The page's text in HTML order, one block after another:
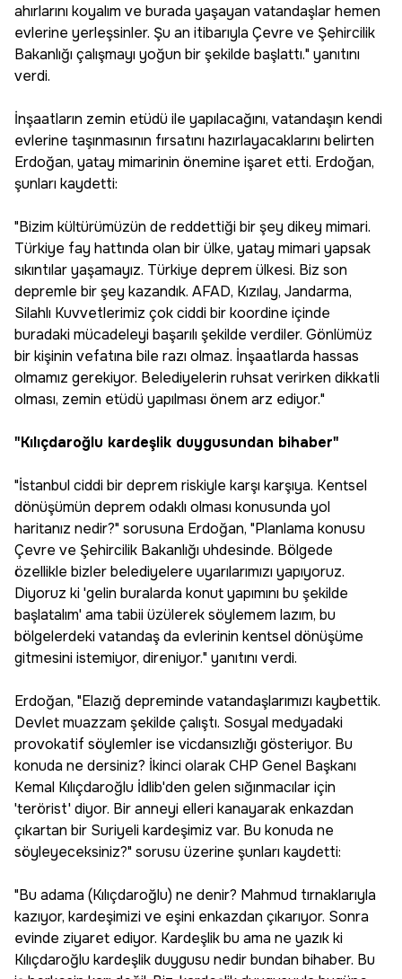
ahırlarını koyalım ve burada yaşayan vatandaşlar hemen
evlerine yerleşsinler. Şu an itibarıyla Çevre ve Şehircilik
Bakanlığı çalışmayı yoğun bir şekilde başlattı." yanıtını
verdi.
İnşaatların zemin etüdü ile yapılacağını, vatandaşın kendi
evlerine taşınmasının fırsatını hazırlayacaklarını belirten
Erdoğan, yatay mimarinin önemine işaret etti. Erdoğan,
şunları kaydetti:
"Bizim kültürümüzün de reddettiği bir şey dikey mimari.
Türkiye fay hattında olan bir ülke, yatay mimari yapsak
sıkıntılar yaşamayız. Türkiye deprem ülkesi. Biz son
depremle bir şey kazandık. AFAD, Kızılay, Jandarma,
Silahlı Kuvvetlerimiz çok ciddi bir koordine içinde
buradaki mücadeleyi başarılı şekilde verdiler. Gönlümüz
bir kişinin vefatına bile razı olmaz. İnşaatlarda hassas
olmamız gerekiyor. Belediyelerin ruhsat verirken dikkatli
olması, zemin etüdü yapılması önem arz ediyor."
"Kılıçdaroğlu kardeşlik duygusundan bihaber"
"İstanbul ciddi bir deprem riskiyle karşı karşıya. Kentsel
dönüşümün deprem odaklı olması konusunda yol
haritanız nedir?" sorusuna Erdoğan, "Planlama konusu
Çevre ve Şehircilik Bakanlığı uhdesinde. Bölgede
özellikle bizler belediyelere uyarılarımızı yapıyoruz.
Diyoruz ki 'gelin buralarda konut yapımını bu şekilde
başlatalım' ama tabii üzülerek söylemem lazım, bu
bölgelerdeki vatandaş da evlerinin kentsel dönüşüme
gitmesini istemiyor, direniyor." yanıtını verdi.
Erdoğan, "Elazığ depreminde vatandaşlarımızı kaybettik.
Devlet muazzam şekilde çalıştı. Sosyal medyadaki
provokatif söylemler ise vicdansızlığı gösteriyor. Bu
konuda ne dersiniz? İkinci olarak CHP Genel Başkanı
Kemal Kılıçdaroğlu İdlib'den gelen sığınmacılar için
'terörist' diyor. Bir anneyi elleri kanayarak enkazdan
çıkartan bir Suriyeli kardeşimiz var. Bu konuda ne
söyleyeceksiniz?" sorusu üzerine şunları kaydetti:
"Bu adama (Kılıçdaroğlu) ne denir? Mahmud tırnaklarıyla
kazıyor, kardeşimizi ve eşini enkazdan çıkarıyor. Sonra
evinde ziyaret ediyor. Kardeşlik bu ama ne yazık ki
Kılıçdaroğlu kardeşlik duygusu nedir bundan bihaber. Bu